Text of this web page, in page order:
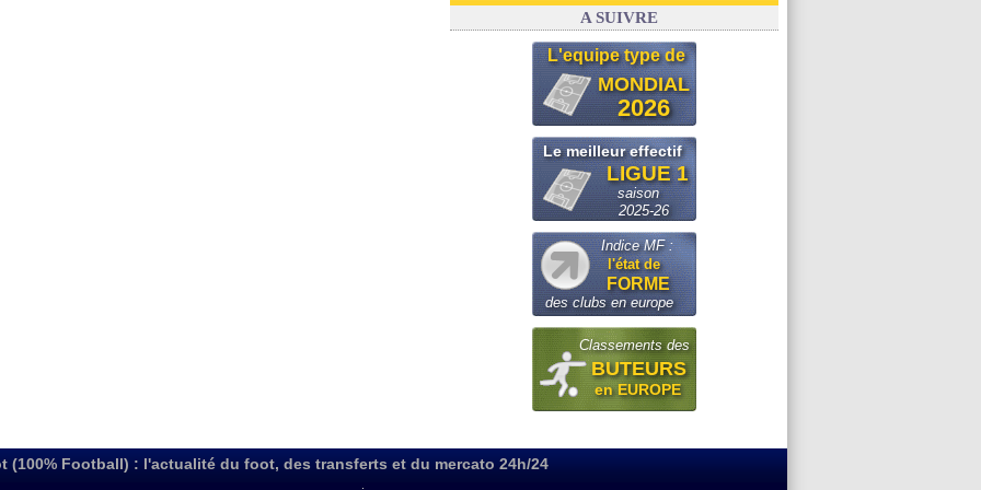
A SUIVRE
L'equipe type de
MONDIAL
2026
Le meilleur effectif
LIGUE 1
saison
2025-26
Indice MF :
l'état de
FORME
des clubs en europe
Classements des
BUTEURS
en EUROPE
(100% Football) : l'actualité du foot, des transferts et du mercato 24h/24